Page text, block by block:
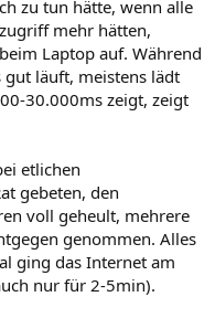
zu tun hätte, wenn alle
mehr hätten,
Laptop auf. Während
gut läuft, meistens lädt
30.000ms zeigt, zeigt
etlichen
gebeten, den
voll geheult, mehrere
genommen. Alles
ging das Internet am
nur für 2-5min).